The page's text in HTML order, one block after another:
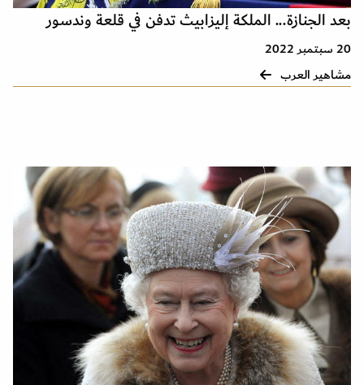
بعد الجنازة... الملكة إليزابيث تدفن في قلعة وندسور
20 سبتمبر 2022
مشاهير العرب